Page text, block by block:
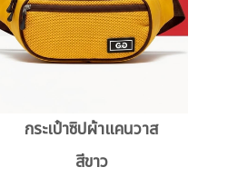
กระเป๋าซิปผ้าแคนวาส
สีขาว